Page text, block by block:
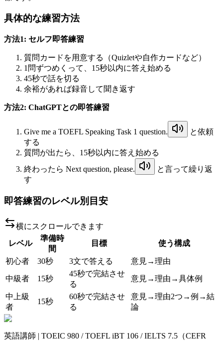
具体的な練習方法
方法1: セルフ即答練習
質問カードを用意する（Quizletや自作カードなど）
1問ずつめくって、15秒以内に答え始める
45秒で話を切る
余裕があれば録音して聞き返す
方法2: ChatGPTとの即答練習
Give me a TOEFL Speaking Task 1 question.
と依頼
する
質問が出たら、15秒以内に答え始める
終わったら Next question, please.
と言って繰り返
す
即答練習のレベル別目安
横にスクロールできます
レベル
準備時
間
目標 使う構成
初心者 30秒 3文で答える 意見→理由
中級者 15秒
45秒で完結させ
る
意見→理由→具体例
中上級
者
15秒
60秒で完結させ
る
意見→理由2つ→例→結
論
英語講師 | TOEIC 980 / TOEFL iBT 106 / IELTS 7.5（CEFR